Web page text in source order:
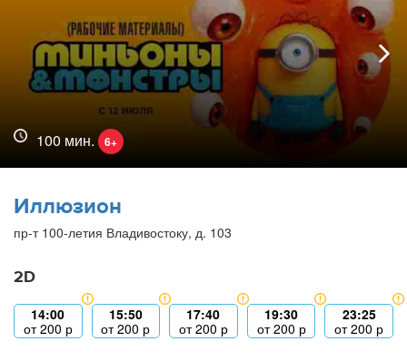
100 мин. 6+
Иллюзион
пр-т 100-летия Владивостоку, д. 103
2D
14:00
от200 р
15:50
от200 р
17:40
от200 р
19:30
от200 р
23:25
от200 р